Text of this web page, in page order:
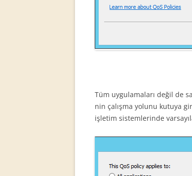
Tüm uygulamaları değil de
nin çalışma yolunu kutuya
işletim sistemlerinde